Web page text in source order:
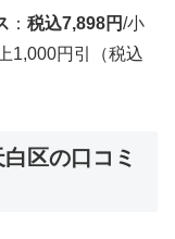
：税込7,898円/小
1,000円引（税込
区の口コミ